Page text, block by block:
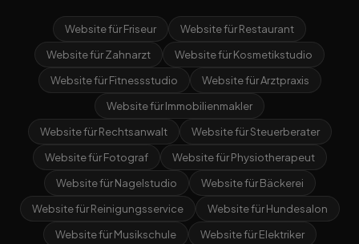
Website für Friseur
Website für Restaurant
Website für Zahnarzt
Website für Kosmetikstudio
Website für Fitnessstudio
Website für Arztpraxis
Website für Immobilienmakler
Website für Rechtsanwalt
Website für Steuerberater
Website für Fotograf
Website für Physiotherapeut
Website für Nagelstudio
Website für Bäckerei
Website für Reinigungsservice
Website für Hundesalon
Website für Musikschule
Website für Elektriker